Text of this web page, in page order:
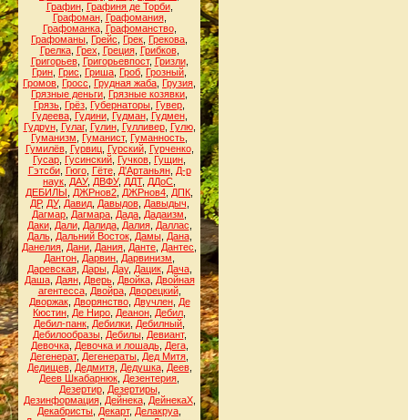
Графин, Графиня де Торби,
Графоман, Графомания,
Графоманка, Графоманство,
Графоманы Грейс Грек Грекова
Грелка, Грех Греция, Грибков,
Григорьев, Григорьевпост, Гризли,
Грин Грис Гриша Гроб Грозный
Громов Гросс Грудная жаба Грузия
Грязные деньги Грязные козявки
Грязь Грёз Губернаторы Гувер
Гудеева, Гудини, Гудман, Гудмен,
Гудрун, Гулаг, Гулин, Гулливер, Гулю,
Гуманизм
Гуманист, Гуманность
Гумилёв, Гурвиц, Гурский, Гурченко,
Гусар Гусинский Гучков Гущин
Гэтсби, Гюго, Гёте, Д'Артаньян, Д-р
наук ДАУ, ДВФУ, ДДТ, ДДоС
ДЕБИЛЫ
ДЖРнов2 ДЖРнов4 ДПК
ДР, ДУ, Давид, Давыдов, Давыдыч
Дагмар Дагмара Дада Дадаизм
Даки, Дали, Далида, Далия, Даллас
Даль, Дальний Восток, Дамы, Дана,
Данелия Дани Дания Данте Дантес
Дантон Дарвин Дарвинизм
Даревская, Дары, Дау, Дацик, Дача,
Даша, Даян, Дверь, Двойка, Двойная
агентесса, Двойра, Дворецкий,
Дворжак, Дворянство, Двучлен, Де
Кюстин Де Ниро Деанон Дебил
Дебил-панк Дебилки Дебилный
Дебилообразы, Дебилы, Девиант,
Девочка, Девочка и лошадь, Дега,
Дегенерат, Дегенераты Дед Митя
Дедищев, Дедмитя, Дедушка, Деев,
Деев Шкабарнюк Дезентерия
Дезертир, Дезертиры,
Дезинформация, Дейнека, ДейнекаХ,
Декабристы Декарт, Делакруа